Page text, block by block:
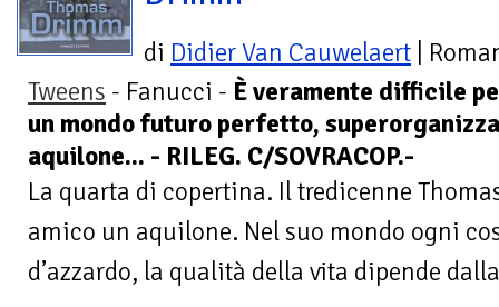
di Didier Van Cauwelaert |
Tweens - Fanucci - È veramente difficile
un mondo futuro perfetto,
aquilone... - RILEG. C/SOVRACOP.-
La quarta di copertina. Il tredicenne
amico un aquilone. Nel suo mondo ogni
d’azzardo, la qualità della vita dipende